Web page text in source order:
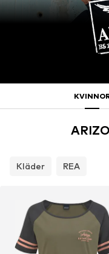
Kläder REA